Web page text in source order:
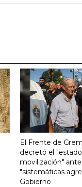
El Frente de
decretó el
movilización"
"sistemáticas
Gobierno